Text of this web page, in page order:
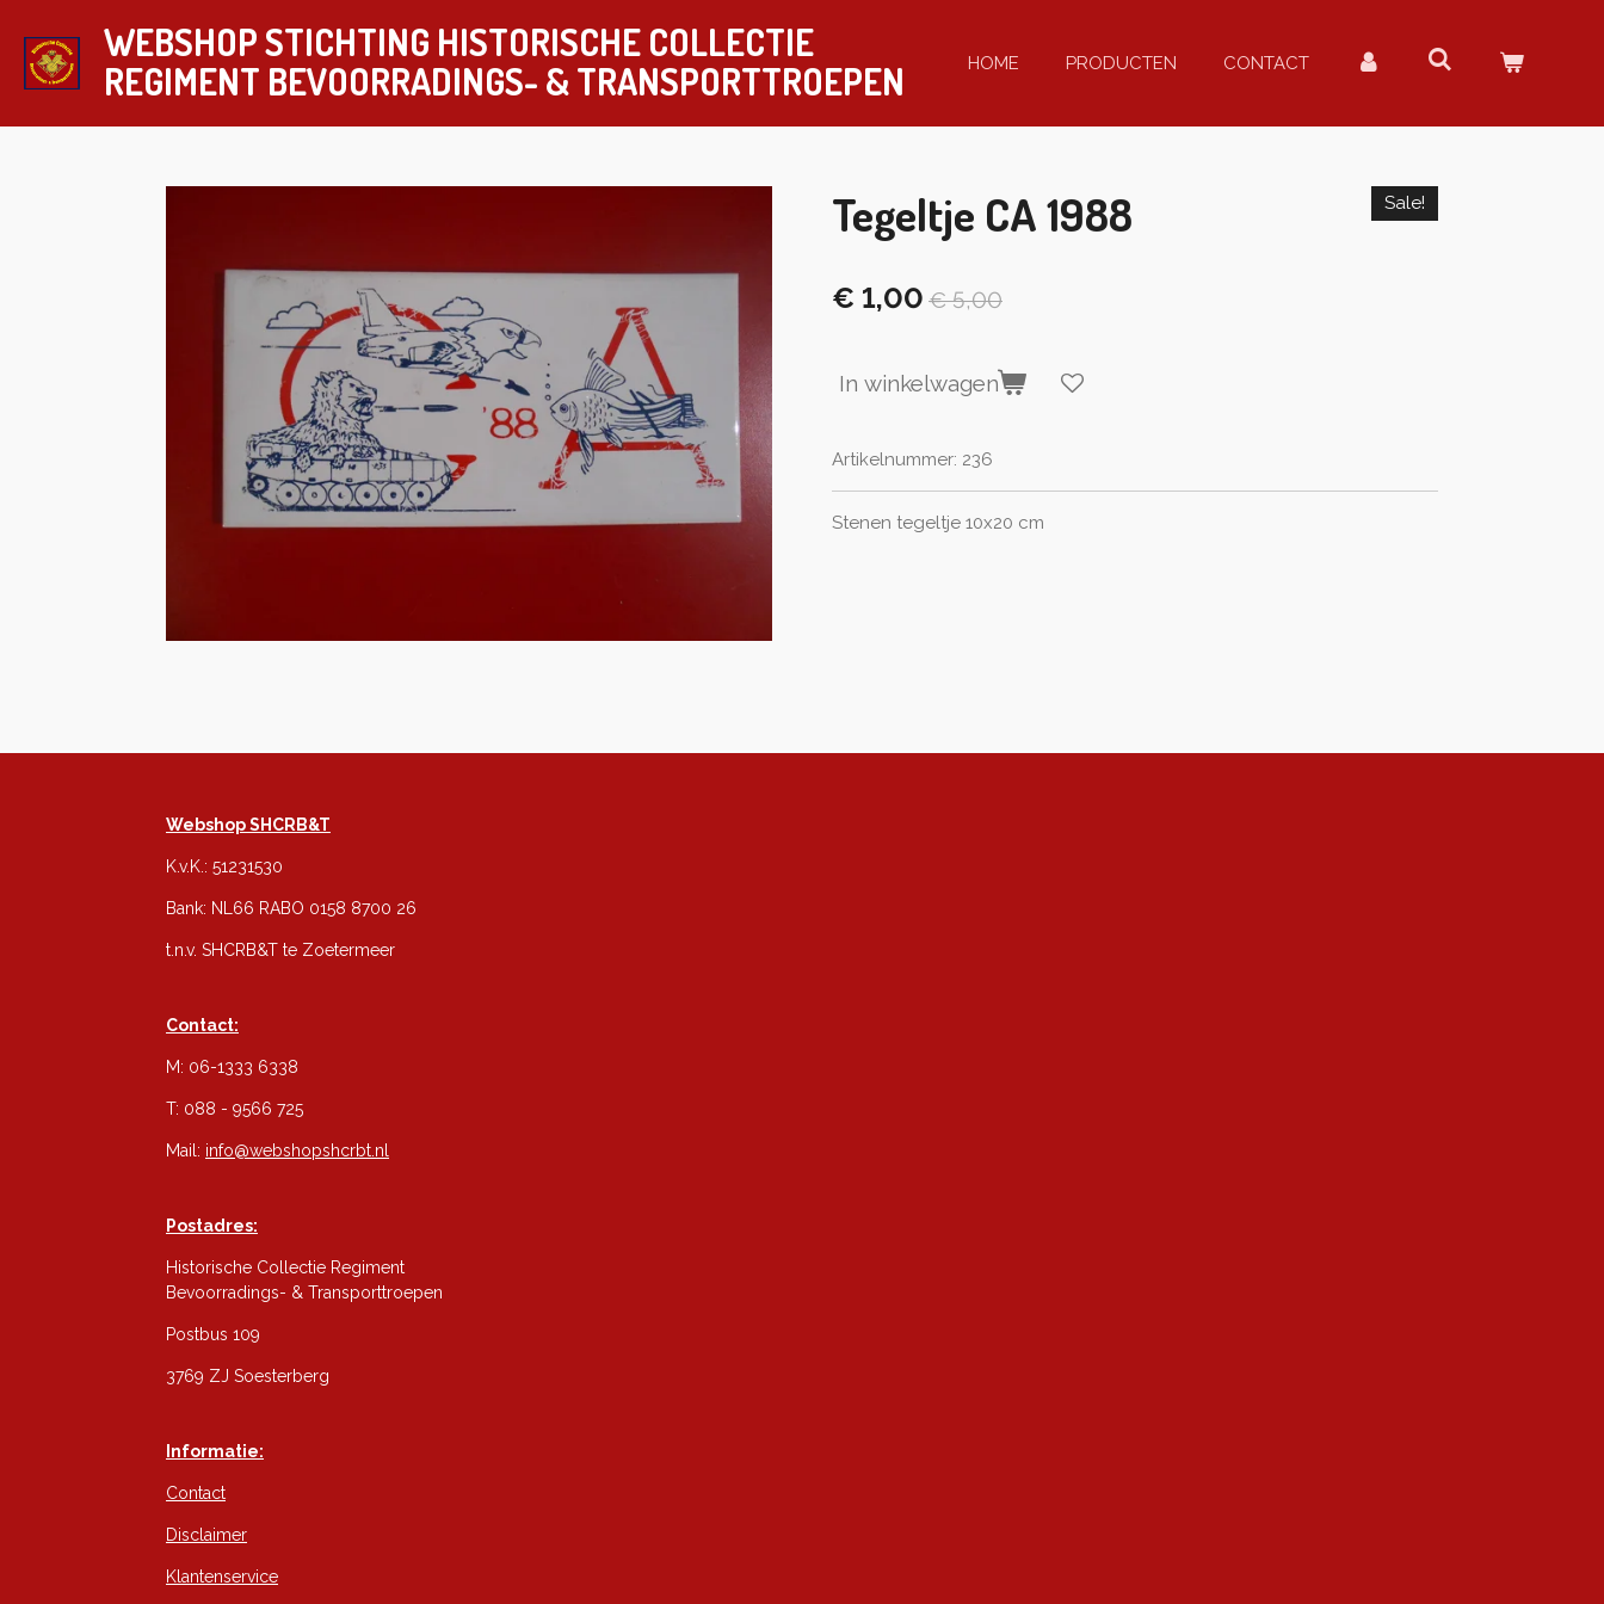
direct
naar
hoofdinhoud
WEBSHOP STICHTING HISTORISCHE COLLECTIE
REGIMENT BEVOORRADINGS- & TRANSPORTTROEPEN HOME PRODUCTEN CONTACT
Tegeltje CA 1988 Sale!
€ 1,00 € 5,00
In winkelwagen
Artikelnummer: 236
Stenen tegeltje 10x20 cm
Webshop SHCRB&T
K.v.K.: 51231530
Bank: NL66 RABO 0158 8700 26
t.n.v. SHCRB&T te Zoetermeer
Contact:
M: 06-1333 6338
T: 088 - 9566 725
Mail: info@webshopshcrbt.nl
Postadres:
Historische Collectie Regiment
Bevoorradings- & Transporttroepen
Postbus 109
3769 ZJ Soesterberg
Informatie:
Contact
Disclaimer
Klantenservice